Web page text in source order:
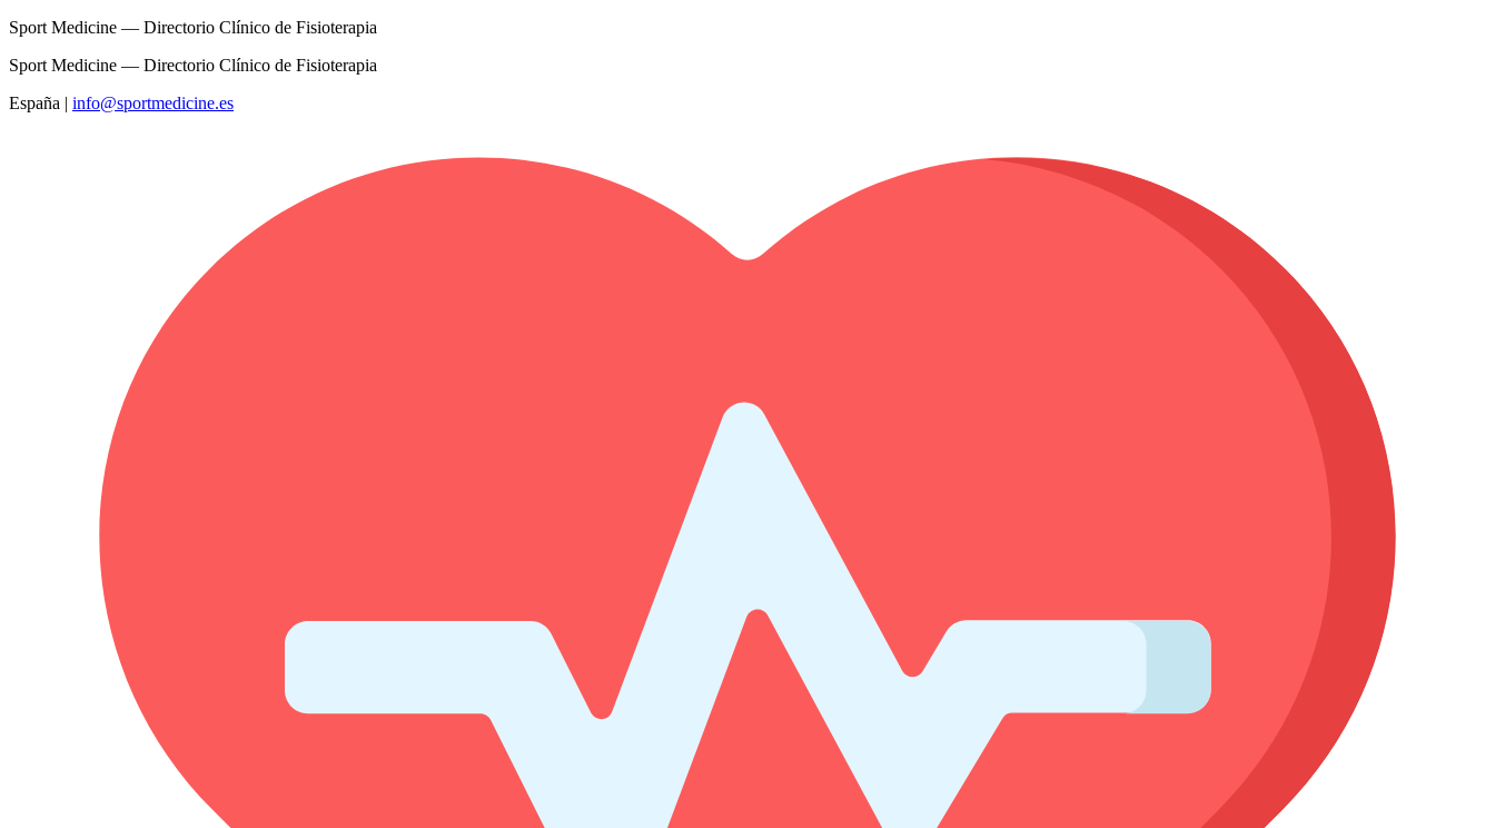
Sport Medicine — Directorio Clínico de Fisioterapia
Sport Medicine — Directorio Clínico de Fisioterapia
España | info@sportmedicine.es